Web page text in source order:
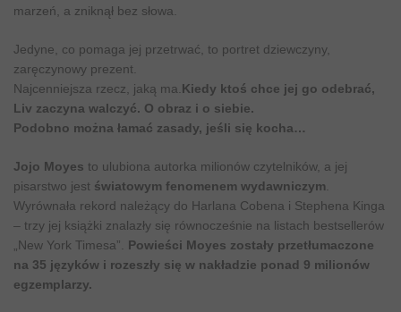
marzeń, a zniknął bez słowa.
Jedyne, co pomaga jej przetrwać, to portret dziewczyny,
zaręczynowy prezent.
Najcenniejsza rzecz, jaką ma.Kiedy ktoś chce jej go odebrać,
Liv zaczyna walczyć. O obraz i o siebie.
Podobno można łamać zasady, jeśli się kocha…
Jojo Moyes to ulubiona autorka milionów czytelników, a jej
pisarstwo jest światowym fenomenem wydawniczym.
Wyrównała rekord należący do Harlana Cobena i Stephena Kinga
– trzy jej książki znalazły się równocześnie na listach bestsellerów
„New York Timesa”. Powieści Moyes zostały przetłumaczone
na 35 języków i rozeszły się w nakładzie ponad 9 milionów
egzemplarzy.